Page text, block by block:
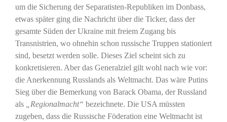
um die Sicherung der Separatisten-Republiken im Donbass,
etwas später ging die Nachricht über die Ticker, dass der
gesamte Süden der Ukraine mit freiem Zugang bis
Transnistrien, wo ohnehin schon russische Truppen stationiert
sind, besetzt werden solle. Dieses Ziel scheint sich zu
konkretisieren. Aber das Generalziel gilt wohl nach wie vor:
die Anerkennung Russlands als Weltmacht. Das wäre Putins
Sieg über die Bemerkung von Barack Obama, der Russland
als „Regionalmacht“ bezeichnete. Die USA müssten
zugeben, dass die Russische Föderation eine Weltmacht ist